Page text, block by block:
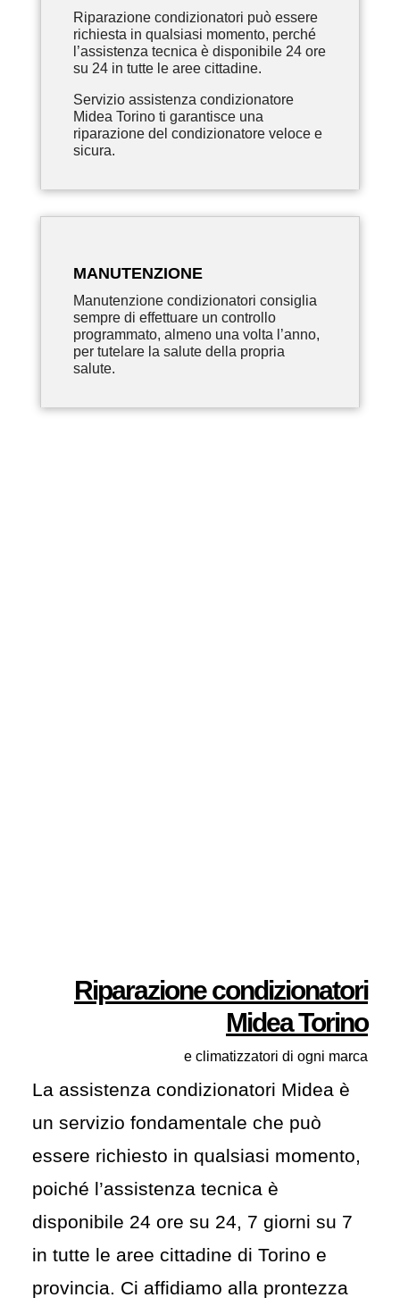
Riparazione condizionatori può essere
richiesta in qualsiasi momento, perché
l’assistenza tecnica è disponibile 24 ore
su 24 in tutte le aree cittadine.
Servizio assistenza condizionatore
Midea Torino ti garantisce una
riparazione del condizionatore veloce e
sicura.
MANUTENZIONE
Manutenzione condizionatori consiglia
sempre di effettuare un controllo
programmato, almeno una volta l’anno,
per tutelare la salute della propria
salute.
Riparazione condizionatori
Midea Torino
e climatizzatori di ogni marca
La assistenza condizionatori Midea è
un servizio fondamentale che può
essere richiesto in qualsiasi momento,
poiché l’assistenza tecnica è
disponibile 24 ore su 24, 7 giorni su 7
in tutte le aree cittadine di Torino e
provincia. Ci affidiamo alla prontezza